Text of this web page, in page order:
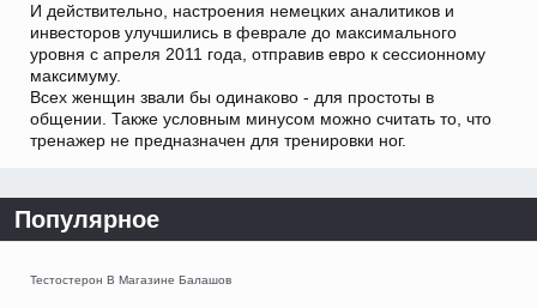
И действительно, настроения немецких аналитиков и
инвесторов улучшились в феврале до максимального
уровня с апреля 2011 года, отправив евро к сессионному
максимуму.
Всех женщин звали бы одинаково - для простоты в
общении. Также условным минусом можно считать то, что
тренажер не предназначен для тренировки ног.
Популярное
Тестостерон В Магазине Балашов